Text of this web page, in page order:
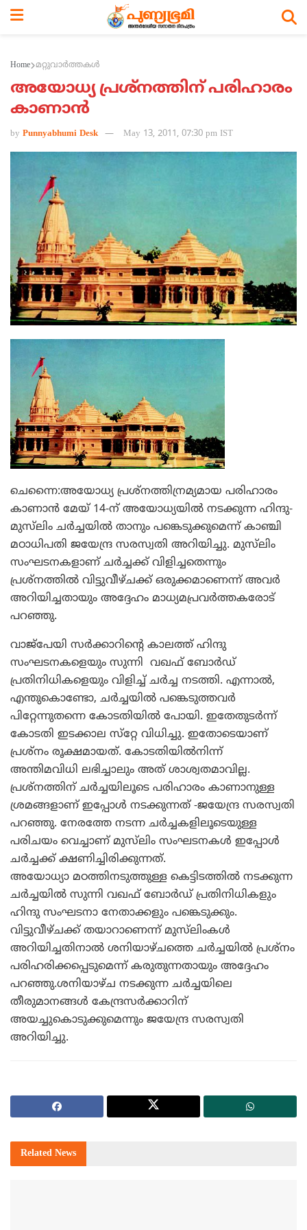
Home മറ്റുവാര്‍ത്തകള്‍
അയോധ്യ പ്രശ്‌നത്തിന് പരിഹാരം
കാണാന്‍
by Punnyabhumi Desk May 13, 2011, 07:30 pm IST
ചെന്നൈ:അയോധ്യ പ്രശ്‌നത്തിന്രമ്യമായ പരിഹാരം
കാണാന്‍ മേയ് 14-ന് അയോധ്യയില്‍ നടക്കുന്ന ഹിന്ദു-
മുസ്‌ലിം ചര്‍ച്ചയില്‍ താനും പങ്കെടുക്കുമെന്ന് കാഞ്ചി
മഠാധിപതി ജയേന്ദ്ര സരസ്വതി അറിയിച്ചു. മുസ്‌ലിം
സംഘടനകളാണ് ചര്‍ച്ചക്ക് വിളിച്ചതെന്നും
പ്രശ്‌നത്തില്‍ വിട്ടുവീഴ്ചക്ക് ഒരുക്കമാണെന്ന് അവര്‍
അറിയിച്ചതായും അദ്ദേഹം മാധ്യമപ്രവര്‍ത്തകരോട്
പറഞ്ഞു.
വാജ്‌പേയി സര്‍ക്കാറിന്റെ കാലത്ത് ഹിന്ദു
സംഘടനകളെയും സുന്നി വഖഫ് ബോര്‍ഡ്
പ്രതിനിധികളെയും വിളിച്ച് ചര്‍ച്ച നടത്തി. എന്നാല്‍,
എന്തുകൊണ്ടോ, ചര്‍ച്ചയില്‍ പങ്കെടുത്തവര്‍
പിറ്റേന്നുതന്നെ കോടതിയില്‍ പോയി. ഇതേതുടര്‍ന്ന്
കോടതി ഇടക്കാല സ്‌റ്റേ വിധിച്ചു. ഇതോടെയാണ്
പ്രശ്‌നം രൂക്ഷമായത്. കോടതിയില്‍നിന്ന്
അന്തിമവിധി ലഭിച്ചാലും അത് ശാശ്വതമാവില്ല.
പ്രശ്‌നത്തിന് ചര്‍ച്ചയിലൂടെ പരിഹാരം കാണാനുള്ള
ശ്രമങ്ങളാണ് ഇപ്പോള്‍ നടക്കുന്നത് -ജയേന്ദ്ര സരസ്വതി
പറഞ്ഞു. നേരത്തേ നടന്ന ചര്‍ച്ചകളിലൂടെയുള്ള
പരിചയം വെച്ചാണ് മുസ്‌ലിം സംഘടനകള്‍ ഇപ്പോള്‍
ചര്‍ച്ചക്ക് ക്ഷണിച്ചിരിക്കുന്നത്.
അയോധ്യാ മഠത്തിനടുത്തുള്ള കെട്ടിടത്തില്‍ നടക്കുന്ന
ചര്‍ച്ചയില്‍ സുന്നി വഖഫ് ബോര്‍ഡ് പ്രതിനിധികളും
ഹിന്ദു സംഘടനാ നേതാക്കളും പങ്കെടുക്കും.
വിട്ടുവീഴ്ചക്ക് തയാറാണെന്ന് മുസ്‌ലിംകള്‍
അറിയിച്ചതിനാല്‍ ശനിയാഴ്ചത്തെ ചര്‍ച്ചയില്‍ പ്രശ്‌നം
പരിഹരിക്കപ്പെടുമെന്ന് കരുതുന്നതായും അദ്ദേഹം
പറഞ്ഞു.ശനിയാഴ്ച നടക്കുന്ന ചര്‍ച്ചയിലെ
തീരുമാനങ്ങള്‍ കേന്ദ്രസര്‍ക്കാറിന്
അയച്ചുകൊടുക്കുമെന്നും ജയേന്ദ്ര സരസ്വതി
അറിയിച്ചു.
Related News